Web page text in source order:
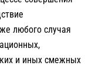
любого случая
и иных смежных